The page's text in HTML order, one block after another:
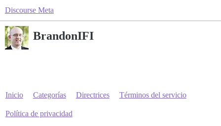
Discourse Meta
BrandonIFI
Inicio Categorías Directrices Términos del servicio
Política de privacidad